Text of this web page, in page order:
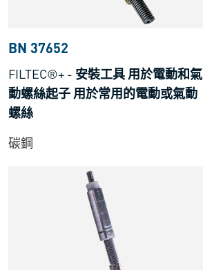
BN 37652
FILTEC®+ - 安裝工具 用於電動和氣
動螺絲起子 用於常用的電動或氣動
螺絲
碳鋼